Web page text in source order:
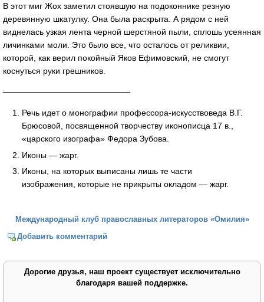
В этот миг Жох заметил стоявшую на подоконнике резную
деревянную шкатулку. Она была раскрыта. А рядом с ней
виднелась узкая лента черной шерстяной пыли, сплошь усеянная
личинками моли. Это было все, что осталось от реликвии,
которой, как верил покойный Яков Ефимовский, не смогут
коснуться руки грешников.
Речь идет о монографии профессора-искусствоведа В.Г.
Брюсовой, посвященной творчеству иконописца 17 в.,
«царского изографа» Федора Зубова.
Иконы — жарг.
Иконы, на которых выписаны лишь те части
изображения, которые не прикрыты окладом — жарг.
Международный клуб православных литераторов «Омилия»
Добавить комментарий
Дорогие друзья, наш проект существует исключительно
благодаря вашей поддержке.